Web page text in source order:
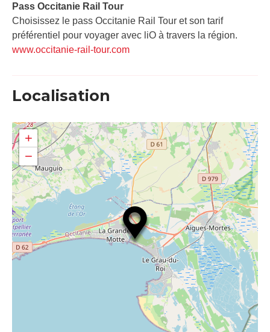
Pass Occitanie Rail Tour​
Choisissez le pass Occitanie Rail Tour et son tarif
préférentiel pour voyager avec liO à travers la région.
www.occitanie-rail-tour.com
Localisation
+
−